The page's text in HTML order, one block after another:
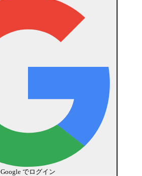
Google でログイン